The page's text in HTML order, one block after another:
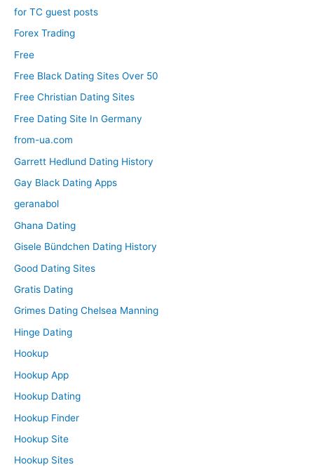
for TC guest posts
Forex Trading
Free
Free Black Dating Sites Over 50
Free Christian Dating Sites
Free Dating Site In Germany
from-ua.com
Garrett Hedlund Dating History
Gay Black Dating Apps
geranabol
Ghana Dating
Gisele Bündchen Dating History
Good Dating Sites
Gratis Dating
Grimes Dating Chelsea Manning
Hinge Dating
Hookup
Hookup App
Hookup Dating
Hookup Finder
Hookup Site
Hookup Sites